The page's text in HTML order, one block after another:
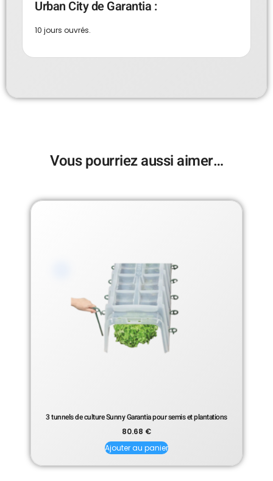
Urban City de Garantia :
10 jours ouvrés.
Vous pourriez aussi aimer…
3 tunnels de culture Sunny Garantia pour semis et plantations
80.68 €
Ajouter au panier